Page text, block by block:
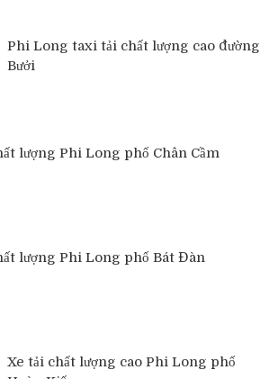
Phi Long taxi tải chất lượng cao đường
Bưởi
lượng Phi Long phố Chân Cầm
lượng Phi Long phố Bát Đàn
Xe tải chất lượng cao Phi Long phố